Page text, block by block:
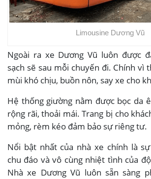
Limousine Dương Vũ
Ngoài ra xe Dương Vũ luôn được
sạch sẽ sau mỗi chuyến đi. Chính vì
mùi khó chịu, buồn nôn, say xe cho
Hệ thống giường nằm được bọc da
rộng rãi, thoải mái. Trang bị cho
mỏng, rèm kéo đảm bảo sự riêng tư.
Nổi bật nhất của nhà xe chính là
chu đáo và vô cùng nhiệt tình của
Nhà xe Dương Vũ luôn sẵn sàng